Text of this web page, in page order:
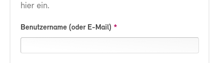
hier ein.
Benutzername (oder E-Mail)